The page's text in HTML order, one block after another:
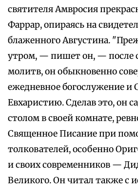
святителя Амвросия
Фаррар, опираясь на
блаженного Августина.
утром, — пишет он, — после
молитв, он обыкновенно
ежедневное богослужение и
Евхаристию. Сделав это, он
столом в своей комнате,
Священное Писание при
толкователей, особенно
и своих современников —
Великого. Он читал также с